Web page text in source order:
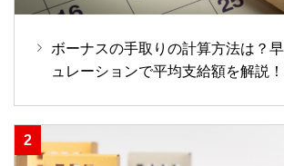
ボーナスの手取りの計算方法は？
ュレーションで平均支給額を解説！